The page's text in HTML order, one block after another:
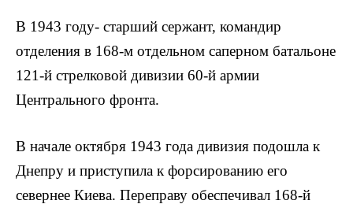
В 1943 году- старший сержант, командир
отделения в 168-м отдельном саперном батальоне
121-й стрелковой дивизии 60-й ар­мии
Центрального фронта.
В начале октября 1943 года дивизия подошла к
Днепру и при­ступила к форсированию его
севернее Киева. Переправу обеспе­чивал 168-й